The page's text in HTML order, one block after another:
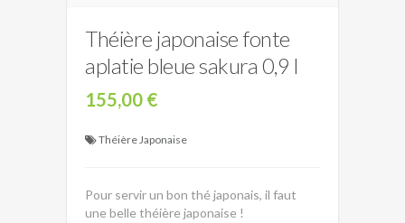
Théière japonaise fonte
aplatie bleue sakura 0,9 l
155,00 €
Théière Japonaise
Pour servir un bon thé japonais, il faut
une belle théière japonaise !